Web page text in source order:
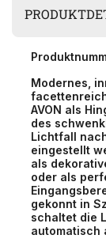
Modernes,
AVON als
des
Lichtfall
eingestellt
als
oder als
gekonnt in
schaltet die
automatisch